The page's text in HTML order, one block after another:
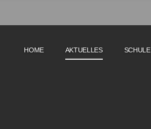
HOME
AKTUELLES SCHULE